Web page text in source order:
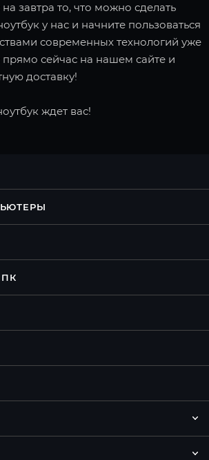
завтра то, что можно сделать
у нас и начните пользоваться
современных технологий уже
прямо сейчас на нашем сайте и
доставку!
ждет вас!